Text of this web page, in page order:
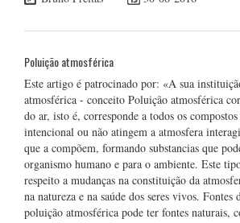
Poluição atmosférica
Este artigo é patrocinado por: «A sua
atmosférica - conceito Poluição atmosférica
do ar, isto é, corresponde a todos os
intencional ou não atingem a atmosfera
que a compõem, formando substancias que
organismo humano e para o ambiente. Este
respeito a mudanças na constituição da
na natureza e na saúde dos seres vivos.
poluição atmosférica pode ter fontes naturais,